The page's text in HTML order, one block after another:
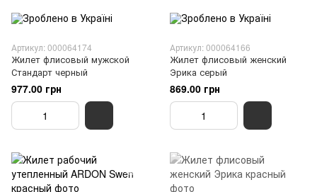
Артикул: 000064174
Жилет флисовый мужской
Стандарт черный
977.00 грн
Артикул: 000064166
Жилет флисовый женский
Эрика серый
869.00 грн